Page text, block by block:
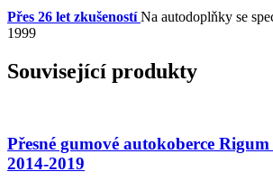
Přes 26 let zkušeností Na autodoplňky se
1999
Související produkty
Přesné gumové autokoberce
2014-2019